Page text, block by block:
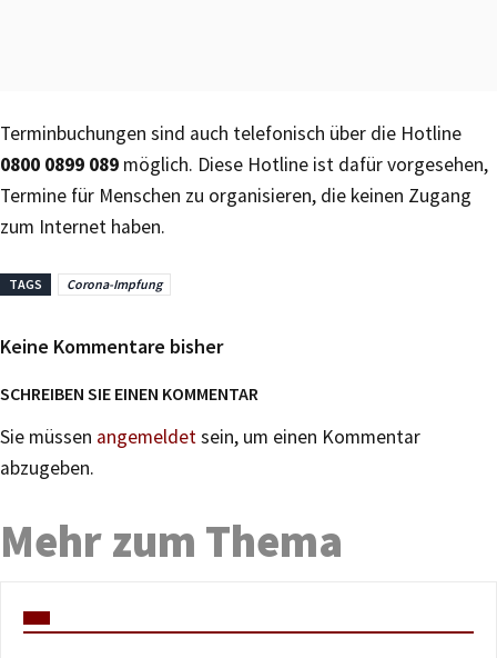
Terminbuchungen sind auch telefonisch über die Hotline
0800 0899 089 möglich. Diese Hotline ist dafür vorgesehen,
Termine für Menschen zu organisieren, die keinen Zugang
zum Internet haben.
TAGS Corona-Impfung
Keine Kommentare bisher
SCHREIBEN SIE EINEN KOMMENTAR
Sie müssen angemeldetsein, um einen Kommentar
abzugeben.
Mehr zum Thema